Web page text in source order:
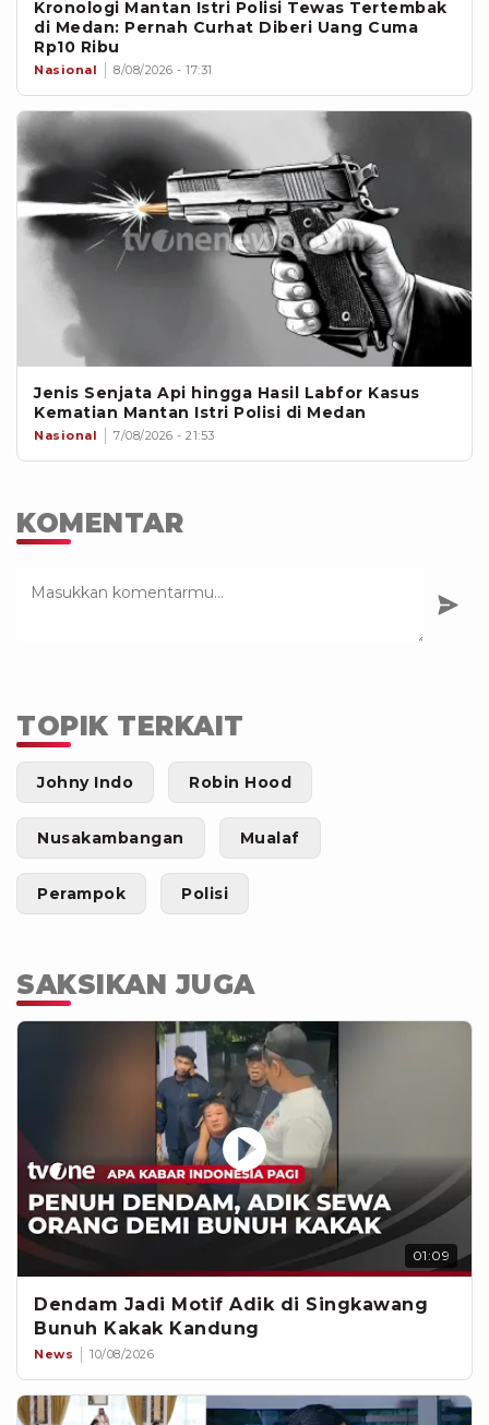
Kronologi Mantan Istri Polisi Tewas Tertembak
di Medan: Pernah Curhat Diberi Uang Cuma
Rp10 Ribu
Nasional 8/08/2026 - 17:31
Jenis Senjata Api hingga Hasil Labfor Kasus
Kematian Mantan Istri Polisi di Medan
Nasional 7/08/2026 - 21:53
KOMENTAR
TOPIK TERKAIT
Johny Indo Robin Hood
Nusakambangan Mualaf
Perampok Polisi
SAKSIKAN JUGA
01:09
Dendam Jadi Motif Adik di Singkawang
Bunuh Kakak Kandung
News 10/08/2026